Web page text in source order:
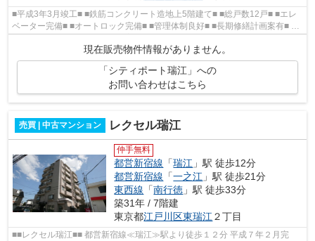
■平成3年3月竣工■ ■鉄筋コンクリート造地上5階建て■ ■総戸数12戸■ ■エレ
ベーター完備■ ■オートロック完備■ ■管理体制良好■ ■長期修繕計画案有■ ■
平成25年10月大規模修繕工事実...
現在販売物件情報がありません。
「シティポート瑞江」への
お問い合わせはこちら
売買 | 中古マンション レクセル瑞江
仲手無料
都営新宿線 「瑞江 」駅 徒歩12分
都営新宿線 「一之江 」駅 徒歩21分
東西線 「南行徳 」駅 徒歩33分
築31年 / 7階建
東京都江戸川区東瑞江 ２丁目
■■レクセル瑞江■■ 都営新宿線≪瑞江≫駅より徒歩１２分 平成７年２月完